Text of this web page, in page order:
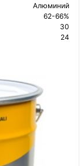
Алюминий
62-66%
30
24